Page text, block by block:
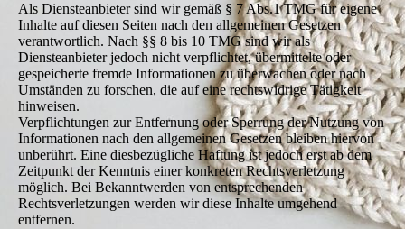
Als Diensteanbieter sind wir gemäß § 7 Abs.1 TMG für eigene
Inhalte auf diesen Seiten nach den allgemeinen Gesetzen
verantwortlich. Nach §§ 8 bis 10 TMG sind wir als
Diensteanbieter jedoch nicht verpflichtet, übermittelte oder
gespeicherte fremde Informationen zu überwachen oder nach
Umständen zu forschen, die auf eine rechtswidrige Tätigkeit
hinweisen.
Verpflichtungen zur Entfernung oder Sperrung der Nutzung von
Informationen nach den allgemeinen Gesetzen bleiben hiervon
unberührt. Eine diesbezügliche Haftung ist jedoch erst ab dem
Zeitpunkt der Kenntnis einer konkreten Rechtsverletzung
möglich. Bei Bekanntwerden von entsprechenden
Rechtsverletzungen werden wir diese Inhalte umgehend
entfernen.